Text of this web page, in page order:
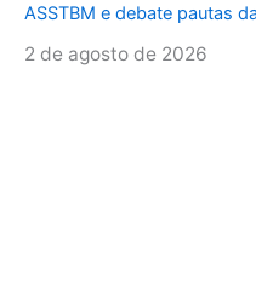
ASSTBM e debate pautas
2 de agosto de 2026